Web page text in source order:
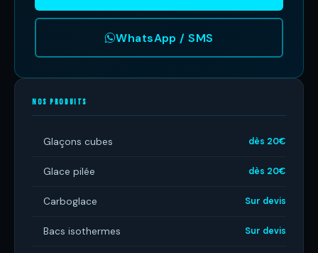
WhatsApp / SMS
NOS PRODUITS
Glaçons cubes dès 20€
Glace pilée dès 20€
Carboglace Sur devis
Bacs isothermes Sur devis